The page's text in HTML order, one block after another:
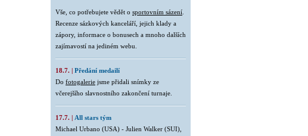
Vše, co potřebujete vědět o sportovním sázení
Recenze sázkových kanceláří, jejich klady a
zápory, informace o bonusech a mnoho dalších
zajímavostí na jediném webu.
18.7. | Předání medailí
Do fotogalerie jsme přidali snímky ze
včerejšího slavnostního zakončení turnaje.
17.7. | All stars tým
Michael Urbano (USA) - Julien Walker (SUI),